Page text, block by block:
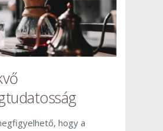
hogy a